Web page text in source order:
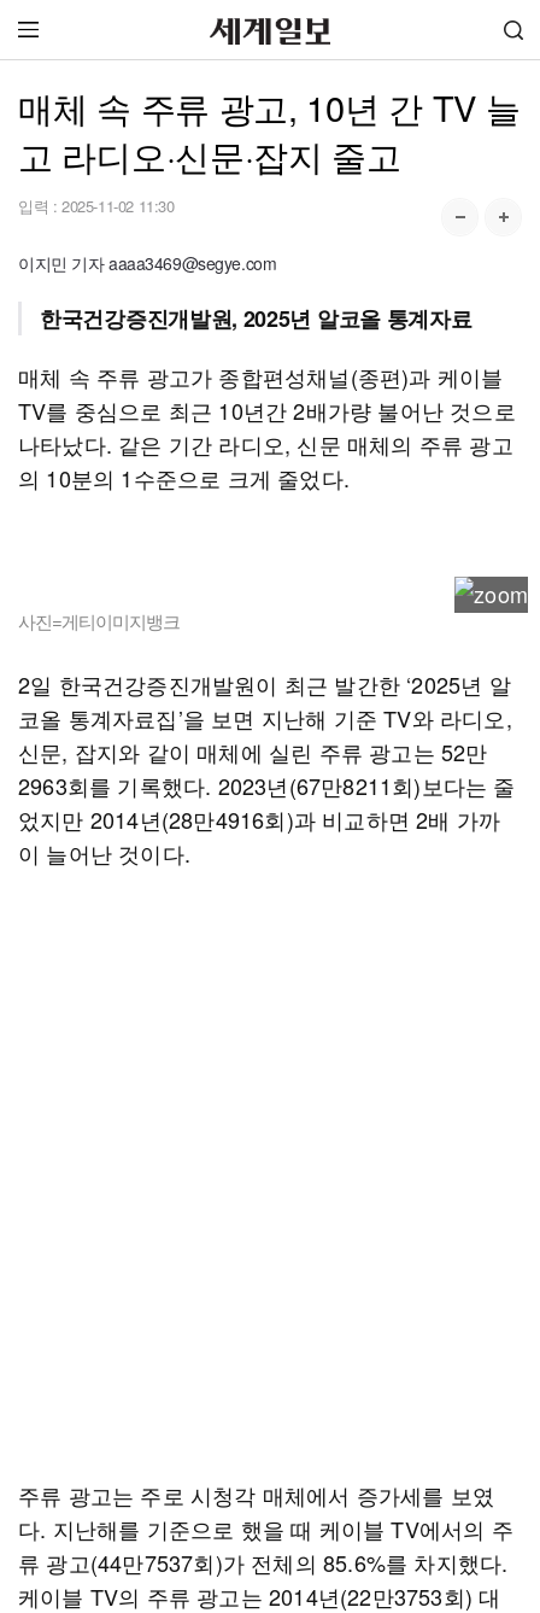
매체 속 주류 광고, 10년 간 TV 늘
고 라디오·신문·잡지 줄고
입력 : 2025-11-02 11:30
이지민 기자 aaaa3469@segye.com
한국건강증진개발원, 2025년 알코올 통계자료
매체 속 주류 광고가 종합편성채널(종편)과 케이블
TV를 중심으로 최근 10년간 2배가량 불어난 것으로
나타났다. 같은 기간 라디오, 신문 매체의 주류 광고
의 10분의 1수준으로 크게 줄었다.
사진=게티이미지뱅크
2일 한국건강증진개발원이 최근 발간한 ‘2025년 알
코올 통계자료집’을 보면 지난해 기준 TV와 라디오,
신문, 잡지와 같이 매체에 실린 주류 광고는 52만
2963회를 기록했다. 2023년(67만8211회)보다는 줄
었지만 2014년(28만4916회)과 비교하면 2배 가까
이 늘어난 것이다.
주류 광고는 주로 시청각 매체에서 증가세를 보였
다. 지난해를 기준으로 했을 때 케이블 TV에서의 주
류 광고(44만7537회)가 전체의 85.6%를 차지했다.
케이블 TV의 주류 광고는 2014년(22만3753회) 대